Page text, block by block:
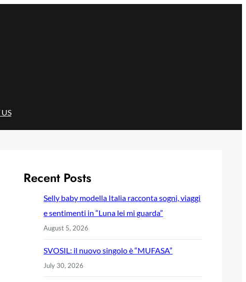
Recent Posts
Selly baby modella Italia racconta sogni, viaggi
e sentimenti in “Luna lei mi guarda”
August 5, 2026
SVOSIL: il nuovo singolo è “MUFASA”
July 30, 2026